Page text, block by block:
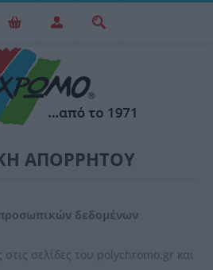
ΑΠΟΡΡΉΤΟΥ
δεδομένων
σελίδες του polychromo.gr και